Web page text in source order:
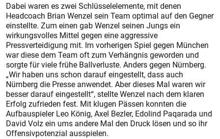
Dabei waren es zwei Schlüsselelemente, mit denen
Headcoach Brian Wenzel sein Team optimal auf den Gegner
einstellte. Zum einen gab Wenzel seinen Jungs ein
wirkungsvolles Mittel gegen eine aggressive
Pressverteidigung mit. Im vorherigen Spiel gegen München
war diese dem Team oft zum Verhängnis geworden und
sorgte für viele frühe Ballverluste. Anders gegen Nürnberg.
„Wir haben uns schon darauf eingestellt, dass auch
Nürnberg die Presse anwendet. Aber dieses Mal waren wir
besser darauf eingestellt“, stellte Wenzel nach dem klaren
Erfolg zufrieden fest. Mit klugen Pässen konnten die
Aufbauspieler Leo König, Axel Bezler, Edolind Paqarada und
David Volz ein ums andere Mal den Druck lösen und so ihr
Offensivpotenzial ausspielen.